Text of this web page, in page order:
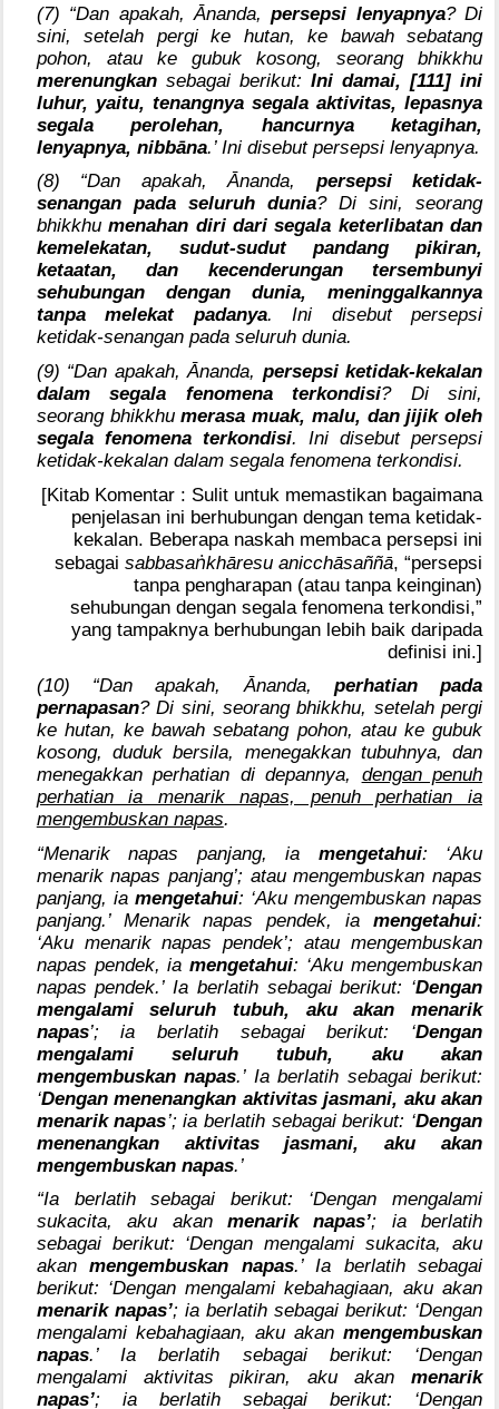
(7) “Dan apakah, Ānanda,persepsi lenyapnya? Di
sini, setelah pergi ke hutan, ke bawah sebatang
pohon, atau ke gubuk kosong, seorang bhikkhu
merenungkansebagai berikut: Ini damai, [111] ini
luhur, yaitu, tenangnya segala aktivitas, lepasnya
segala perolehan, hancurnya ketagihan,
lenyapnya, nibbāna.’ Ini disebut persepsi lenyapnya.
(8) “Dan apakah, Ānanda, persepsi ketidak-
senangan pada seluruh dunia? Di sini, seorang
bhikkhumenahan diri dari segala keterlibatan dan
kemelekatan, sudut-sudut pandang pikiran,
ketaatan, dan kecenderungan tersembunyi
sehubungan dengan dunia, meninggalkannya
tanpa melekat padanya. Ini disebut persepsi
ketidak-senangan pada seluruh dunia.
(9) “Dan apakah, Ānanda, persepsi ketidak-kekalan
dalam segala fenomena terkondisi? Di sini,
seorang bhikkhumerasa muak, malu, dan jijik oleh
segala fenomena terkondisi. Ini disebut persepsi
ketidak-kekalan dalam segala fenomena terkondisi.
[Kitab Komentar : Sulit untuk memastikan bagaimana
penjelasan ini berhubungan dengan tema ketidak-
kekalan. Beberapa naskah membaca persepsi ini
sebagai sabbasaṅkhāresu anicchāsaññā, “persepsi
tanpa pengharapan (atau tanpa keinginan)
sehubungan dengan segala fenomena terkondisi,”
yang tampaknya berhubungan lebih baik daripada
definisi ini.]
(10) “Dan apakah, Ānanda, perhatian pada
pernapasan? Di sini, seorang bhikkhu, setelah pergi
ke hutan, ke bawah sebatang pohon, atau ke gubuk
kosong, duduk bersila, menegakkan tubuhnya, dan
menegakkan perhatian di depannya, dengan penuh
perhatian ia menarik napas, penuh perhatian ia
mengembuskan napas.
“Menarik napas panjang, ia mengetahui: ‘Aku
menarik napas panjang’; atau mengembuskan napas
panjang, ia mengetahui: ‘Aku mengembuskan napas
panjang.’ Menarik napas pendek, ia mengetahui:
‘Aku menarik napas pendek’; atau mengembuskan
napas pendek, iamengetahui: ‘Aku mengembuskan
napas pendek.’ Ia berlatih sebagai berikut: ‘Dengan
mengalami seluruh tubuh, aku akan menarik
napas’; ia berlatih sebagai berikut: ‘Dengan
mengalami seluruh tubuh, aku akan
mengembuskan napas.’ Ia berlatih sebagai berikut:
‘Dengan menenangkan aktivitas jasmani, aku akan
menarik napas’; ia berlatih sebagai berikut: ‘Dengan
menenangkan aktivitas jasmani, aku akan
mengembuskan napas.’
“Ia berlatih sebagai berikut: ‘Dengan mengalami
sukacita, aku akan menarik napas’; ia berlatih
sebagai berikut: ‘Dengan mengalami sukacita, aku
akanmengembuskan napas.’ Ia berlatih sebagai
berikut: ‘Dengan mengalami kebahagiaan, aku akan
menarik napas’; ia berlatih sebagai berikut: ‘Dengan
mengalami kebahagiaan, aku akan mengembuskan
napas.’ Ia berlatih sebagai berikut: ‘Dengan
mengalami aktivitas pikiran, aku akan menarik
napas’; ia berlatih sebagai berikut: ‘Dengan